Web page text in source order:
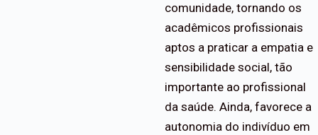
comunidade, tornando os
acadêmicos profissionais
aptos a praticar a empatia e
sensibilidade social, tão
importante ao profissional
da saúde. Ainda, favorece a
autonomia do indivíduo em